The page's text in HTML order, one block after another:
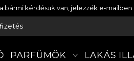
bármi kérdésük van, jelezzék e-
PARFÜMÖK LAKÁS